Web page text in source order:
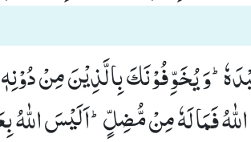
وَ یُخَوِّفُوْنَكَ بِالَّذِیْنَ مِنْ